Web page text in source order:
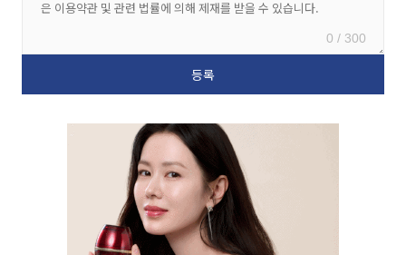
0 / 300